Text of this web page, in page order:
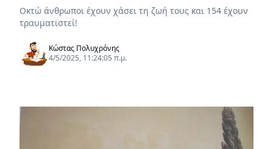
Οκτώ άνθρωποι έχουν χάσει τη ζωή τους και 154 έχουν
τραυματιστεί!
Κώστας Πολυχρόνης
4/5/2025, 11:24:05 π.μ.